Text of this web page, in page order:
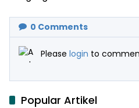
0 Comments
Please login to
Popular Artikel